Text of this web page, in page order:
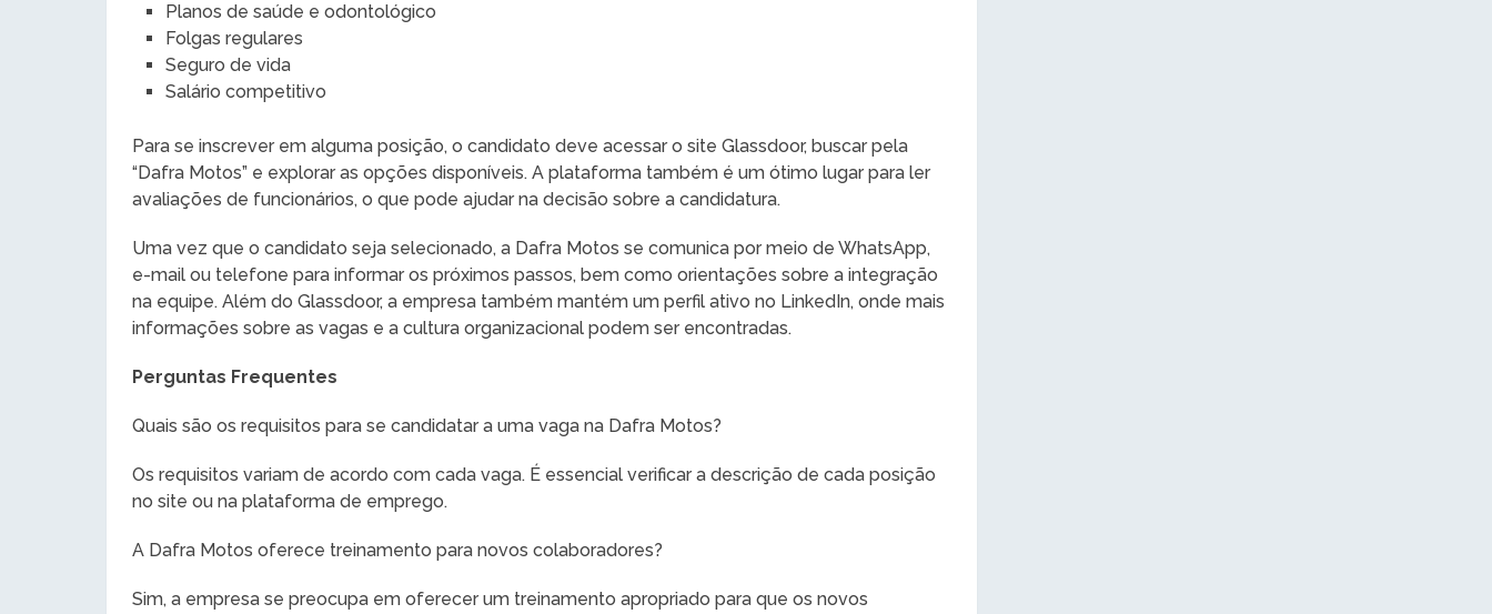
Planos de saúde e odontológico
Folgas regulares
Seguro de vida
Salário competitivo
Para se inscrever em alguma posição, o candidato deve acessar o site Glassdoor, buscar pela
“Dafra Motos” e explorar as opções disponíveis. A plataforma também é um ótimo lugar para ler
avaliações de funcionários, o que pode ajudar na decisão sobre a candidatura.
Uma vez que o candidato seja selecionado, a Dafra Motos se comunica por meio de WhatsApp,
e-mail ou telefone para informar os próximos passos, bem como orientações sobre a integração
na equipe. Além do Glassdoor, a empresa também mantém um perfil ativo no LinkedIn, onde mais
informações sobre as vagas e a cultura organizacional podem ser encontradas.
Perguntas Frequentes
Quais são os requisitos para se candidatar a uma vaga na Dafra Motos?
Os requisitos variam de acordo com cada vaga. É essencial verificar a descrição de cada posição
no site ou na plataforma de emprego.
A Dafra Motos oferece treinamento para novos colaboradores?
Sim, a empresa se preocupa em oferecer um treinamento apropriado para que os novos